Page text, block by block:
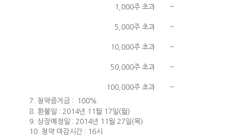
1,000주 초과 ~
5,000주 초과 ~
10,000주 초과 ~
50,000주 초과 ~
100,000주 초과 ~
7. 청약증거금 : 100%
8. 환불일 : 2014년 11월 17일(월)
9. 상장예정일 : 2014년 11월 27일(목)
10. 청약 마감시간 : 16시